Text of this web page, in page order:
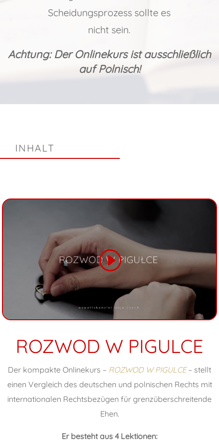
Scheidungsprozess sollte es
nicht sein.
Achtung: Der Onlinekurs ist ausschließlich
auf Polnisch!
INHALT
ROZWOD W PIGULCE
Der kompakte Onlinekurs – ROZWOD W PIGULCE– stellt
einen Vergleich des deutschen und polnischen Rechts mit
internationalen Rechtsbezügen für grenzüberschreitende
Ehen.
Er besteht aus 4 Lektionen: